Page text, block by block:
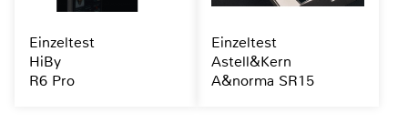
Einzeltest
HiBy
R6 Pro
Einzeltest
Astell&Kern
A&norma SR15